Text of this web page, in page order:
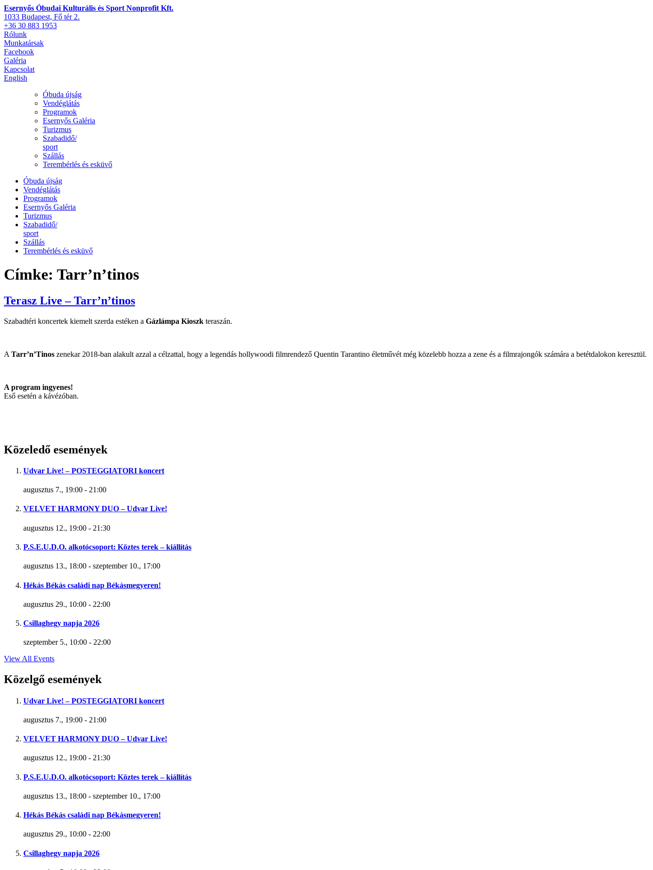
Esernyős Óbudai Kulturális és Sport Nonprofit Kft.
1033 Budapest, Fő tér 2.
+36 30 883 1953
Rólunk
Munkatársak
Facebook
Galéria
Kapcsolat
English
Óbuda újság
Vendéglátás
Programok
Esernyős Galéria
Turizmus
Szabadidő/
sport
Szállás
Terembérlés és esküvő
Óbuda újság
Vendéglátás
Programok
Esernyős Galéria
Turizmus
Szabadidő/
sport
Szállás
Terembérlés és esküvő
Címke: Tarr’n’tinos
Terasz Live – Tarr’n’tinos
Szabadtéri koncertek kiemelt szerda estéken a Gázlámpa Kioszk teraszán.
A Tarr’n’Tinos zenekar 2018-ban alakult azzal a célzattal, hogy a legendás hollywoodi filmrendező Quentin Tarantino életművét még közelebb hozza a zene és a filmrajongók számára a betétdalokon keresztül.
A program ingyenes!
Eső esetén a kávézóban.
Közeledő események
Udvar Live! – POSTEGGIATORI koncert
augusztus 7., 19:00 - 21:00
VELVET HARMONY DUO – Udvar Live!
augusztus 12., 19:00 - 21:30
P.S.E.U.D.O. alkotócsoport: Köztes terek – kiállítás
augusztus 13., 18:00 - szeptember 10., 17:00
Hékás Békás családi nap Békásmegyeren!
augusztus 29., 10:00 - 22:00
Csillaghegy napja 2026
szeptember 5., 10:00 - 22:00
View All Events
Közelgő események
Udvar Live! – POSTEGGIATORI koncert
augusztus 7., 19:00 - 21:00
VELVET HARMONY DUO – Udvar Live!
augusztus 12., 19:00 - 21:30
P.S.E.U.D.O. alkotócsoport: Köztes terek – kiállítás
augusztus 13., 18:00 - szeptember 10., 17:00
Hékás Békás családi nap Békásmegyeren!
augusztus 29., 10:00 - 22:00
Csillaghegy napja 2026